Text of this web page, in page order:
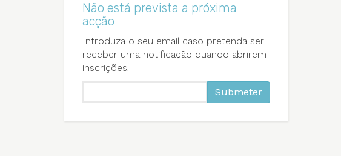
Não está prevista a próxima
acção
Introduza o seu email caso pretenda ser
receber uma notificação quando abrirem
inscrições.
Submeter